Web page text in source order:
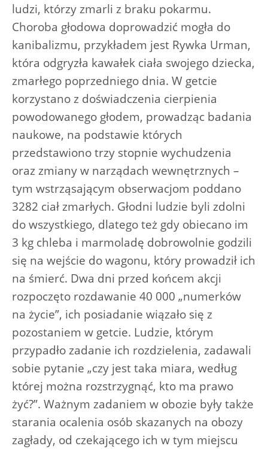
ludzi, którzy zmarli z braku pokarmu.
Choroba głodowa doprowadzić mogła do
kanibalizmu, przykładem jest Rywka Urman,
która odgryzła kawałek ciała swojego dziecka,
zmarłego poprzedniego dnia. W getcie
korzystano z doświadczenia cierpienia
powodowanego głodem, prowadząc badania
naukowe, na podstawie których
przedstawiono trzy stopnie wychudzenia
oraz zmiany w narządach wewnętrznych –
tym wstrząsającym obserwacjom poddano
3282 ciał zmarłych. Głodni ludzie byli zdolni
do wszystkiego, dlatego też gdy obiecano im
3 kg chleba i marmoladę dobrowolnie godzili
się na wejście do wagonu, który prowadził ich
na śmierć. Dwa dni przed końcem akcji
rozpoczęto rozdawanie 40 000 „numerków
na życie”, ich posiadanie wiązało się z
pozostaniem w getcie. Ludzie, którym
przypadło zadanie ich rozdzielenia, zadawali
sobie pytanie „czy jest taka miara, według
której można rozstrzygnąć, kto ma prawo
żyć?”. Ważnym zadaniem w obozie były także
starania ocalenia osób skazanych na obozy
zagłady, od czekającego ich w tym miejscu